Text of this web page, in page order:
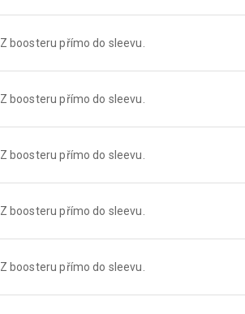
Z boosteru přímo do sleevu.
Z boosteru přímo do sleevu.
Z boosteru přímo do sleevu.
Z boosteru přímo do sleevu.
Z boosteru přímo do sleevu.